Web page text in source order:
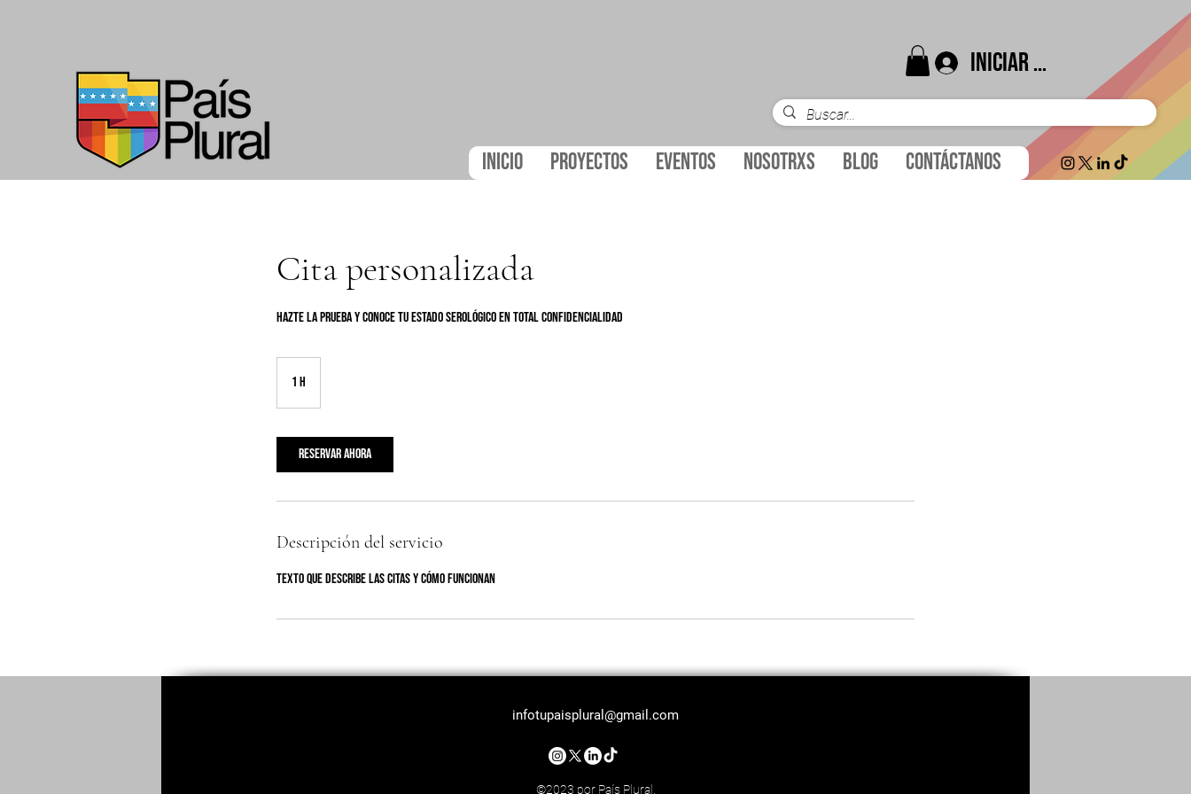
Inicio Proyectos Eventos Nosotrxs Blog Contáctanos
Iniciar sesión
Cita personalizada
Hazte la prueba y conoce tu estado serológico en total confidencialidad
1 h
Reservar ahora
Descripción del servicio
Texto que describe las citas y cómo funcionan
infotupaisplural@gmail.com
©2023 por País Plural.